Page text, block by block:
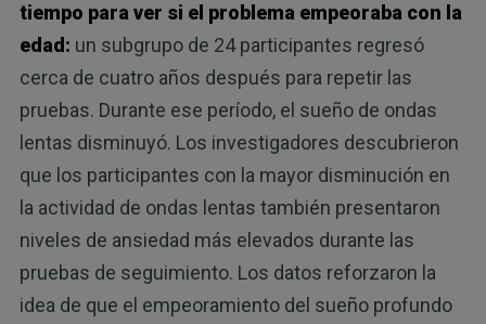
tiempo para ver si el problema empeoraba con la
edad: un subgrupo de 24 participantes regresó
cerca de cuatro años después para repetir las
pruebas. Durante ese período, el sueño de ondas
lentas disminuyó. Los investigadores descubrieron
que los participantes con la mayor disminución en
la actividad de ondas lentas también presentaron
niveles de ansiedad más elevados durante las
pruebas de seguimiento. Los datos reforzaron la
idea de que el empeoramiento del sueño profundo